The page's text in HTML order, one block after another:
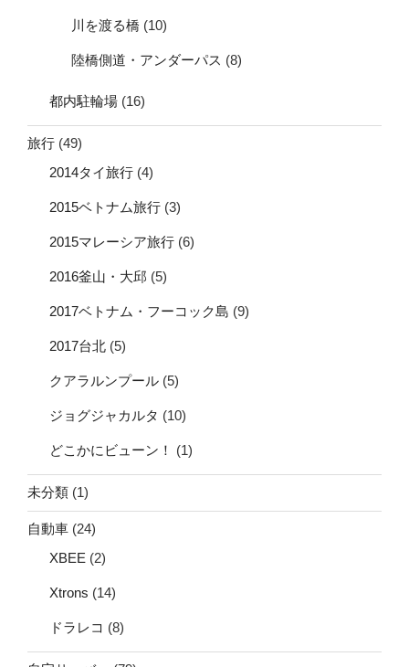
川を渡る橋 (10)
陸橋側道・アンダーパス (8)
都内駐輪場 (16)
旅行 (49)
2014タイ旅行 (4)
2015ベトナム旅行 (3)
2015マレーシア旅行 (6)
2016釜山・大邱 (5)
2017ベトナム・フーコック島 (9)
2017台北 (5)
クアラルンプール (5)
ジョグジャカルタ (10)
どこかにビューン！ (1)
未分類 (1)
自動車 (24)
XBEE (2)
Xtrons (14)
ドラレコ (8)